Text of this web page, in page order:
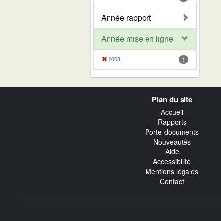
Année rapport
Année mise en ligne
2008 1
Plan du site
Accueil
Rapports
Porte-documents
Nouveautés
Aide
Accessibilité
Mentions légales
Contact